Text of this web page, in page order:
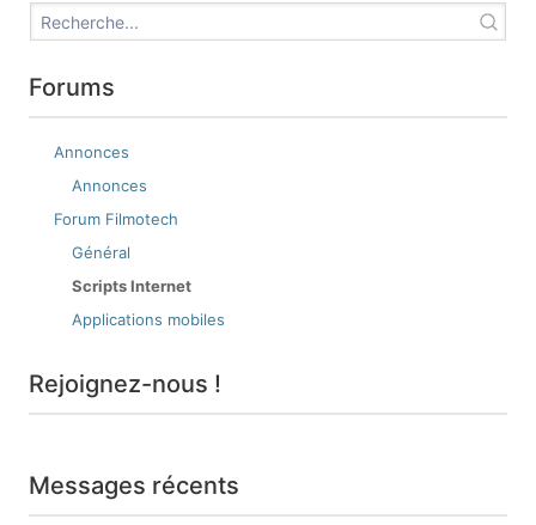
Forums
Annonces
Annonces
Forum Filmotech
Général
Scripts Internet
Applications mobiles
Rejoignez-nous !
Messages récents